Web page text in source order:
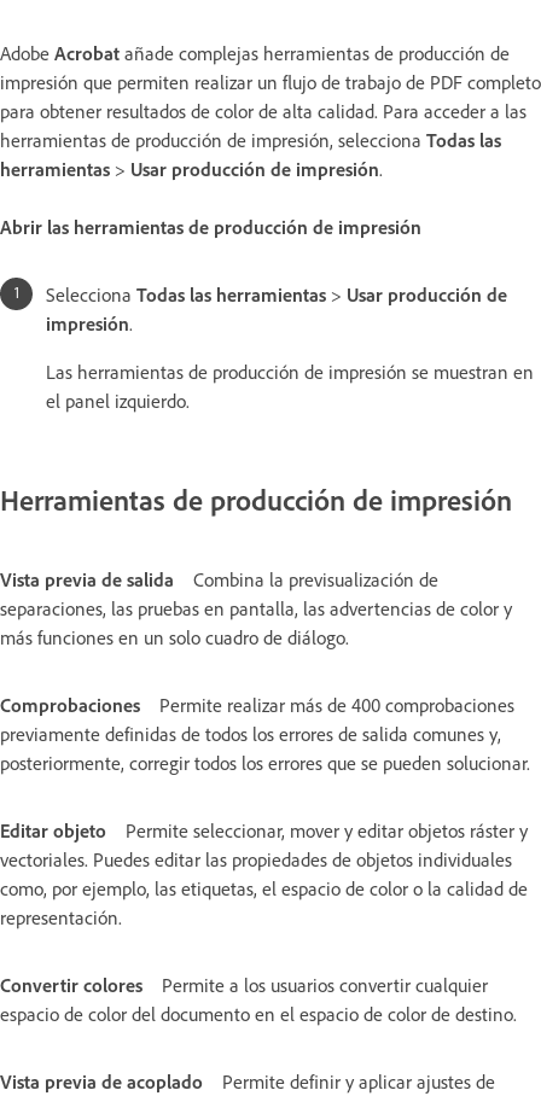
Adobe Acrobat añade complejas herramientas de producción de
impresión que permiten realizar un flujo de trabajo de PDF completo
para obtener resultados de color de alta calidad. Para acceder a las
herramientas de producción de impresión, selecciona Todas las
herramientas > Usar producción de impresión.
Abrir las herramientas de producción de impresión
Selecciona Todas las herramientas > Usar producción de
impresión.
Las herramientas de producción de impresión se muestran en
el panel izquierdo.
Herramientas de producción de impresión
Vista previa de salida
Combina la previsualización de
separaciones, las pruebas en pantalla, las advertencias de color y
más funciones en un solo cuadro de diálogo.
Comprobaciones
Permite realizar más de 400 comprobaciones
previamente definidas de todos los errores de salida comunes y,
posteriormente, corregir todos los errores que se pueden solucionar.
Editar objeto
Permite seleccionar, mover y editar objetos ráster y
vectoriales. Puedes editar las propiedades de objetos individuales
como, por ejemplo, las etiquetas, el espacio de color o la calidad de
representación.
Convertir colores
Permite a los usuarios convertir cualquier
espacio de color del documento en el espacio de color de destino.
Vista previa de acoplado
Permite definir y aplicar ajustes de